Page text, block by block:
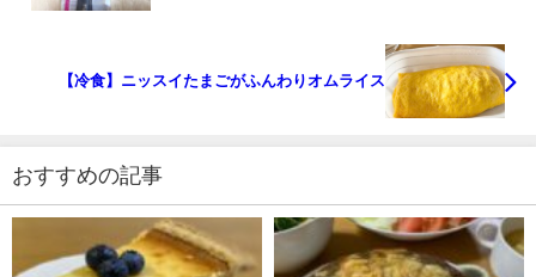
【冷食】ニッスイたまごがふんわりオムライス
おすすめの記事